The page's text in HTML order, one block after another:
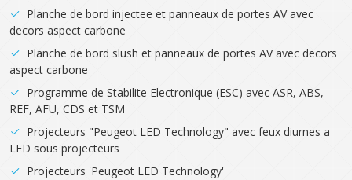
Planche de bord injectee et panneaux de portes AV avec
decors aspect carbone
Planche de bord slush et panneaux de portes AV avec decors
aspect carbone
Programme de Stabilite Electronique (ESC) avec ASR, ABS,
REF, AFU, CDS et TSM
Projecteurs "Peugeot LED Technology" avec feux diurnes a
LED sous projecteurs
Projecteurs 'Peugeot LED Technology'